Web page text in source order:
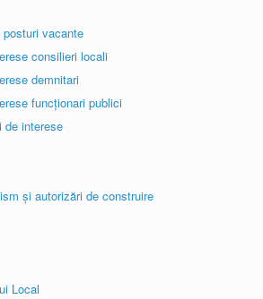
vacante
consilieri locali
demnitari
funcționari publici
de interese
și autorizări de construire
Local